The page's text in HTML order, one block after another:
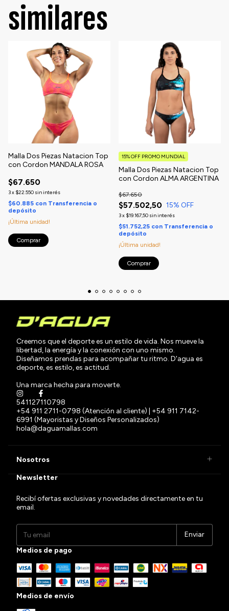
similares
Malla Dos Piezas Natacion Top
con Cordon MANDALA ROSA
$67.650
3x $22.550 sin interés
$60.885 con Transferencia o
depósito
¡Última unidad!
Comprar
Malla Dos Piezas Natacion Top
con Cordon ALMA ARGENTINA
$57.502,50
$67.650
15% OFF
3x $19.167,50 sin interés
15% OFF PROMO MUNDIAL
$51.752,25 con Transferencia o
depósito
¡Última unidad!
Comprar
Creemos que el deporte es un estilo de vida. Nos mueve la
libertad, la energía y la conexión con uno mismo.
Diseñamos prendas para acompañar tu ritmo. D'agua es
deporte, es estilo, es actitud.
Una marca hecha para moverte.
541127110798
+54 911 2711-0798 (Atención al cliente) | +54 911 7142-
6991 (Mayoristas y Diseños Personalizados)
hola@daguamallas.com
Nosotros
Newsletter
Recibí ofertas exclusivas y novedades directamente en tu
email.
Medios de pago
Medios de envío